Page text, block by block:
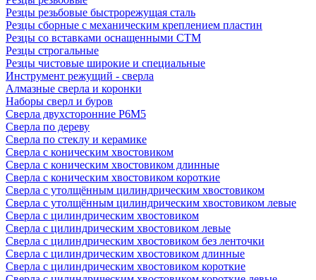
Резцы резьбовые быстрорежущая сталь
Резцы сборные с механическим креплением пластин
Резцы со вставками оснащенными СТМ
Резцы строгальные
Резцы чистовые широкие и специальные
Инструмент режущий - сверла
Алмазные сверла и коронки
Наборы сверл и буров
Сверла двухсторонние Р6М5
Сверла по дереву
Сверла по стеклу и керамике
Сверла с коническим хвостовиком
Сверла с коническим хвостовиком длинные
Сверла с коническим хвостовиком короткие
Сверла с утолщённым цилиндрическим хвостовиком
Сверла с утолщённым цилиндрическим хвостовиком левые
Сверла с цилиндрическим хвостовиком
Сверла с цилиндрическим хвостовиком левые
Сверла с цилиндрическим хвостовиком без ленточки
Сверла с цилиндрическим хвостовиком длинные
Сверла с цилиндрическим хвостовиком короткие